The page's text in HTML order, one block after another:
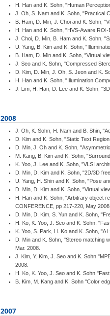
H. Han and K. Sohn, "Human
J. Oh, S. Nam and K. Sohn, "Practical
B. Ham, D. Min, J. Choi and K. Sohn,
H. Han and K. Sohn, "HVS-Aware
J. Choi, D. Min, B. Ham and K. Sohn,
U. Yang, B. Kim and K. Sohn,
B. Ham, D. Min and K. Sohn, "Virtual
J. Seo and K. Sohn, "Compressed
D. Kim, D. Min, J. Oh, S. Jeon and K.
H. Han and K. Sohn, "Illumination
J. Lim, H. Han, D. Lee and K. Sohn,
2008
J. Oh, K. Sohn, H. Nam and B. Shin,
D. Kim and K. Sohn, "Static Text
D. Min, J. Oh and K. Sohn,
M. Kang, B. Kim and K. Sohn,
K. Yoo, J. Lee and K. Sohn, "VLSI
D. Min, D. Kim and K. Sohn, "2D/3D
U. Yang, H. Shin and K. Sohn, "Pose
D. Min, D. Kim and K. Sohn, "Virtual
H. Han and K. Sohn, "Arbitrary object
CONFERENCE, pp 217-220, May
D. Min, D. Kim, S. Yun and K. Sohn,
H. Ko, K. Yoo, J. Seo and K. Sohn,
K. Yoo, S. Park, H. Ko and K. Sohn, "A
D. Min and K. Sohn, "Stereo matching
Mar. 2008.
J. Kim, Y. Kim, J. Seo and K. Sohn
2008.
H. Ko, K. Yoo, J. Seo and K. Sohn
B. Kim, M. Kang and K. Sohn "Color
2007